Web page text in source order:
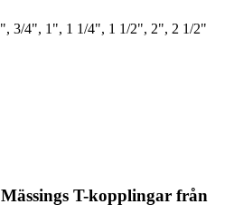
3/4", 1", 1 1/4", 1 1/2", 2", 2 1/2"
T-kopplingar från